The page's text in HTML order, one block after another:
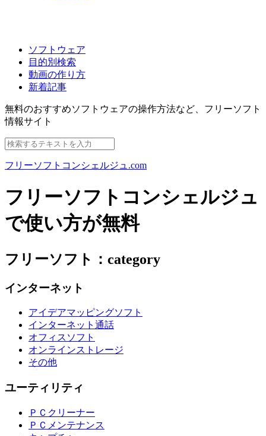
ソフトウェア
目的別検索
動画の作り方
新着記事
無料のおすすめソフトウェアの操作方法など、 フリーソフト
情報サイト
フリーソフトコンシェルジュ.com
フリーソフトコンシェルジュ
で使い方が無料
フリーソフト：category
インターネット
アイデアマッピングソフト
インターネット通話
オフィスソフト
オンラインストレージ
その他
ユーティリティ
ＰＣクリーナー
ＰＣメンテナンス